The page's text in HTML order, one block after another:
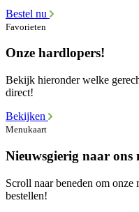
Bestel nu
Favorieten
Onze hardlopers!
Bekijk hieronder welke
direct!
Bekijken
Menukaart
Nieuwsgierig naar ons
Scroll naar beneden om
bestellen!